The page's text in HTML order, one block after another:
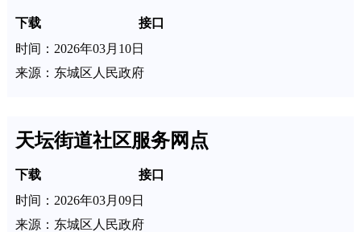
下载
接口
时间：2026年03月10日
来源：东城区人民政府
天坛街道社区服务网点
下载
接口
时间：2026年03月09日
来源：东城区人民政府